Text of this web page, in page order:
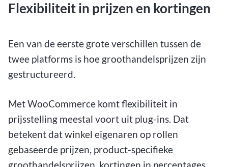
Flexibiliteit in prijzen en kortingen
Een van de eerste grote verschillen tussen de
twee platforms is hoe groothandelsprijzen zijn
gestructureerd.
Met WooCommerce komt flexibiliteit in
prijsstelling meestal voort uit plug-ins. Dat
betekent dat winkel eigenaren op rollen
gebaseerde prijzen, product-specifieke